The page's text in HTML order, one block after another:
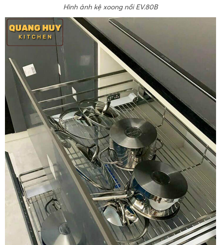
Hình ảnh kệ xoong nồi EV.80B